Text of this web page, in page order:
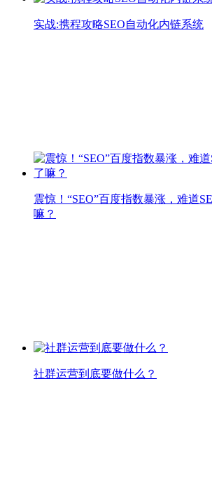
实战:携程攻略SEO自动化内链系统
震惊！“SEO”百度指数暴涨，难道
嘛？
社群运营到底要做什么？